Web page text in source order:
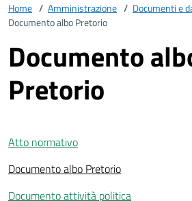
Home / Amministrazione / Documenti e
Documento albo Pretorio
Documento
Pretorio
Atto normativo
Documento albo Pretorio
Documento attività politica